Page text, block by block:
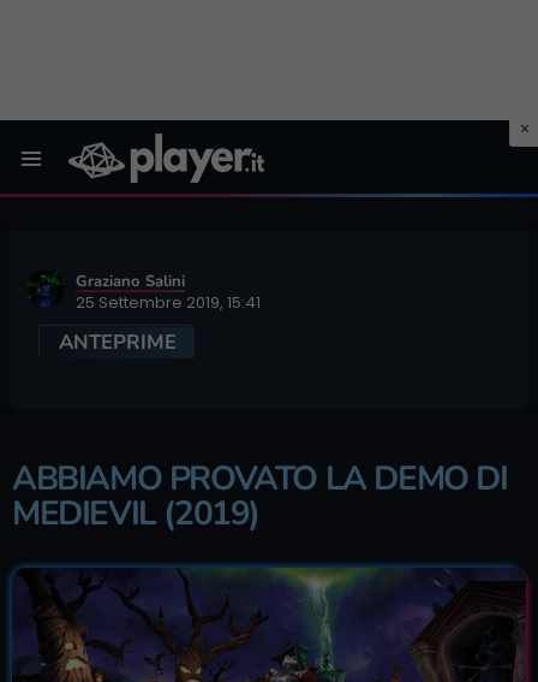
Graziano Salini
25 Settembre 2019, 15:41
ANTEPRIME
ABBIAMO PROVATO LA DEMO DI
MEDIEVIL (2019)